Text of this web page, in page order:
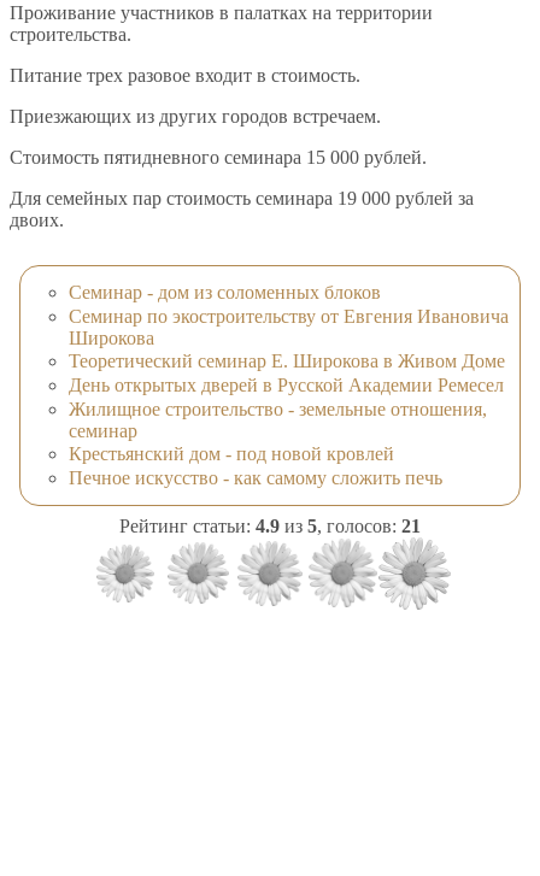
Проживание участников в палатках на территории
строительства.
Питание трех разовое входит в стоимость.
Приезжающих из других городов встречаем.
Стоимость пятидневного семинара 15 000 рублей.
Для семейных пар стоимость семинара 19 000 рублей за
двоих.
Семинар - дом из соломенных блоков
Семинар по экостроительству от Евгения Ивановича
Широкова
Теоретический семинар Е. Широкова в Живом Доме
День открытых дверей в Русской Академии Ремесел
Жилищное строительство - земельные отношения,
семинар
Крестьянский дом - под новой кровлей
Печное искусство - как самому сложить печь
Рейтинг статьи: 4.9 из 5, голосов: 21